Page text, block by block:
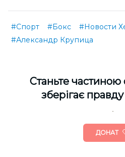
#Спорт #Бокс
#Новости
#Александр Крупица
Cтаньте частиною
зберігає
ДОНАТ